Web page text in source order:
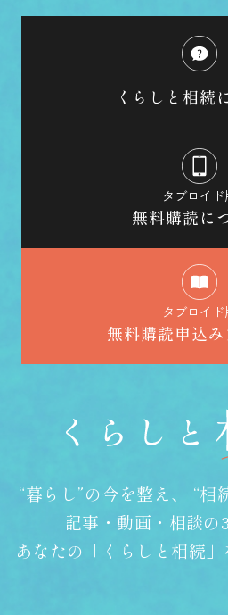
くらしと相続
タブロイド
無料購読に
タブロイド
無料購読申込
“暮らし”の今を整え、
“相
記事・動画・相談の
あなたの「くらしと相続」